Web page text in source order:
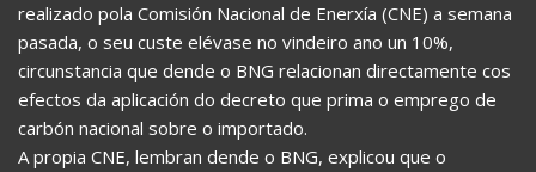
realizado pola Comisión Nacional de Enerxía (CNE) a semana
pasada, o seu custe elévase no vindeiro ano un 10%,
circunstancia que dende o BNG relacionan directamente cos
efectos da aplicación do decreto que prima o emprego de
carbón nacional sobre o importado.
A propia CNE, lembran dende o BNG, explicou que o